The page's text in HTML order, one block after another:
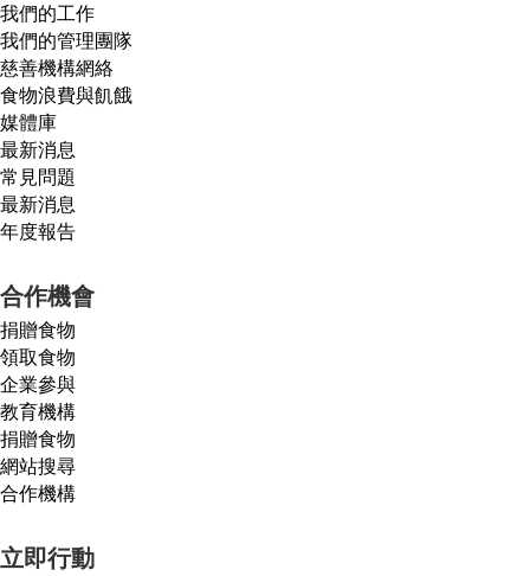
我們的工作
我們的管理團隊
慈善機構網絡
食物浪費與飢餓
媒體庫
最新消息
常見問題
最新消息
年度報告
合作機會
捐贈食物
領取食物
企業參與
教育機構
捐贈食物
網站搜尋
合作機構
立即行動